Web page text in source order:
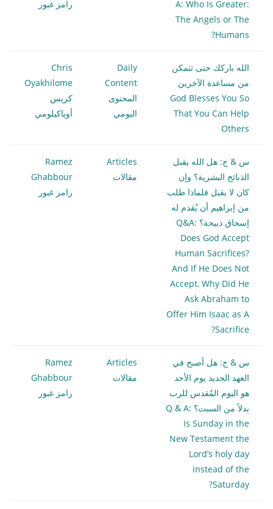
A: Who Is Greater:
The Angels or The
Humans?
رامز غبور
الله باركك حتى تتمكن
من مساعدة الآخرين
God Blesses You So
That You Can Help
Others
Daily
Content
المحتوى
اليومي
Chris
Oyakhilome
كريس
أوياكيلومي
س & ج: هل الله يقبل
الذبائح البشرية؟ وإن
كان لا يقبل فلماذا طلب
من إبراهيم أن يُقدم له
إسحاق ذبيحة؟ Q&A:
Does God Accept
Human Sacrifices?
And If He Does Not
Accept, Why Did He
Ask Abraham to
Offer Him Isaac as A
Sacrifice?
Articles
مقالات
Ramez
Ghabbour
رامز غبور
س & ج: هل أصبح في
العهد الجديد يوم الأحد
هو اليوم المُقدس للرب
بدلاً من السبت؟ Q & A:
Is Sunday in the
New Testament the
Lord’s holy day
instead of the
Saturday?
Articles
مقالات
Ramez
Ghabbour
رامز غبور